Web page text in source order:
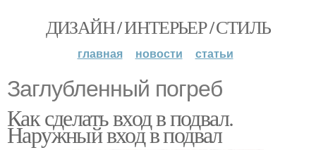
ДИЗАЙН / ИНТЕРЬЕР / СТИЛЬ
главная новости статьи
Заглубленный погреб
Как сделать вход в подвал.
Наружный вход в подвал